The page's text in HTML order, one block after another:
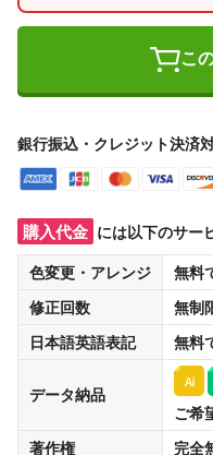
こ
銀行振込・クレジット決済
購入代金 には以下のサー
色変更・アレンジ
無料
修正回数
無制
日本語英語表記
無料
データ納品
ご希
著作権
完全